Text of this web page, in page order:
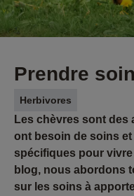
Prendre
Herbivores
Les chèvres sont des
ont besoin de soins
spécifiques pour
blog, nous abordons
sur les soins à